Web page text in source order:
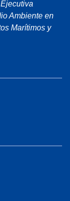
Ambiente en
Marítimos y